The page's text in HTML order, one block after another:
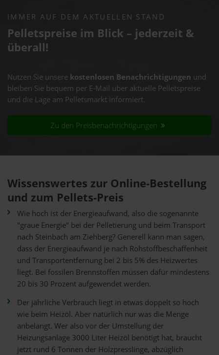
IMMER AUF DEM AKTUELLEN STAND
Pelletspreise im Blick – jederzeit &
überall!
Nutzen Sie unsere kostenlosen Benachrichtigungen und
bleiben Sie bequem per E-Mail über aktuelle Pelletspreise
und die Lage am Pelletsmarkt informiert.
Zu den Preisbenachrichtigungen
Wissenswertes zur Online-Bestellung
und zum Pellets-Preis
Wie hoch ist der Energieaufwand, also die sogenannte
"graue Energie" bei der Pelletierung und beim Transport
nach Steinbach am Ziehberg? Generell kann man sagen,
dass der Energieaufwand je nach Rohstoffbeschaffenheit
und Transportentfernung bei 2 bis 5% des Heizwertes
liegt. Bei fossilen Brennstoffen müssen dafür mindestens
20 bis 30 Prozent aufgewendet werden.
Der jährliche Verbrauch liegt in etwas doppelt so hoch
wie beim Heizöl. Aber natürlich nur was die Menge
anbelangt. Wer also vor der Umstellung der
Heizungsanlage 3000 Liter Heizöl benötigt hat, braucht
jetzt rund 6 Tonnen der Holzpresslinge, abzüglich